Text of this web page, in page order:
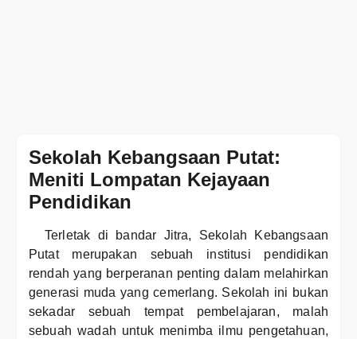
Sekolah Kebangsaan Putat:
Meniti Lompatan Kejayaan
Pendidikan
Terletak di bandar Jitra, Sekolah Kebangsaan
Putat merupakan sebuah institusi pendidikan
rendah yang berperanan penting dalam melahirkan
generasi muda yang cemerlang. Sekolah ini bukan
sekadar sebuah tempat pembelajaran, malah
sebuah wadah untuk menimba ilmu pengetahuan,